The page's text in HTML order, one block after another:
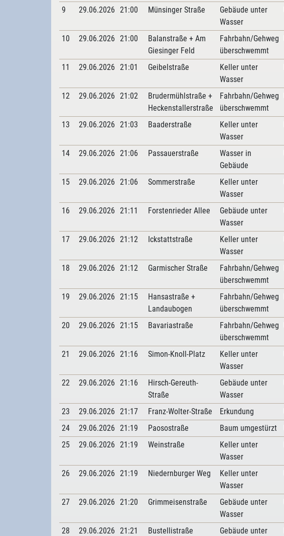
9 29.06.2026 21:00 Münsinger Straße
Gebäude unter
Wasser
10 29.06.2026 21:00
Balanstraße + Am
Giesinger Feld
Fahrbahn/Gehweg
überschwemmt
11 29.06.2026 21:01 Geibelstraße
Keller unter
Wasser
12 29.06.2026 21:02
Brudermühlstraße +
Heckenstallerstraße
Fahrbahn/Gehweg
überschwemmt
13 29.06.2026 21:03 Baaderstraße
Keller unter
Wasser
14 29.06.2026 21:06 Passauerstraße
Wasser in
Gebäude
15 29.06.2026 21:06 Sommerstraße
Keller unter
Wasser
16 29.06.2026 21:11 Forstenrieder Allee
Gebäude unter
Wasser
17 29.06.2026 21:12 Ickstattstraße
Keller unter
Wasser
18 29.06.2026 21:12 Garmischer Straße
Fahrbahn/Gehweg
überschwemmt
19 29.06.2026 21:15
Hansastraße +
Landaubogen
Fahrbahn/Gehweg
überschwemmt
20 29.06.2026 21:15 Bavariastraße
Fahrbahn/Gehweg
überschwemmt
21 29.06.2026 21:16 Simon-Knoll-Platz
Keller unter
Wasser
22 29.06.2026 21:16
Hirsch-Gereuth-
Straße
Gebäude unter
Wasser
23 29.06.2026 21:17 Franz-Wolter-Straße Erkundung
24
29.06.2026 21:19 Paosostraße Baum umgestürzt
25
29.06.2026 21:19 Weinstraße
Keller unter
Wasser
26 29.06.2026 21:19 Niedernburger Weg
Keller unter
Wasser
27 29.06.2026 21:20 Grimmeisenstraße
Gebäude unter
Wasser
28 29.06.2026 21:21 Bustellistraße
Gebäude unter